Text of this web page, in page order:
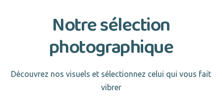
Notre sélection
photographique
Découvrez nos visuels et sélectionnez celui qui vous fait
vibrer